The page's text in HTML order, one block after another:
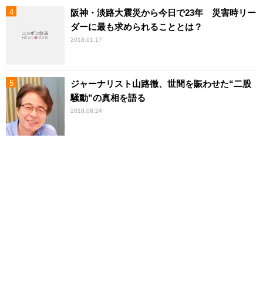
阪神・淡路大震災から今日で23年 災害時リー
ダーに最も求められることとは？
2018.01.17
ジャーナリスト山路徹、世間を賑わせた“二股
騒動”の真相を語る
2018.08.24